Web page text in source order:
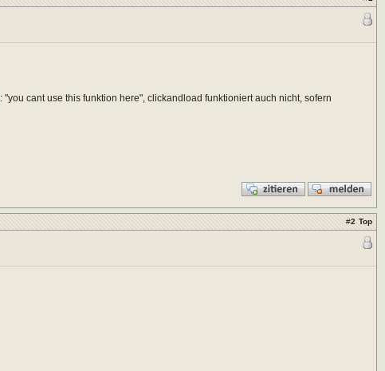
cant use this funktion here", clickandload funktioniert auch nicht, sofern
#2 Top